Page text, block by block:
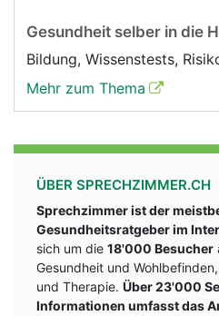
Gesundheit selber in die
Bildung, Wissenstests,
Mehr zum Thema
ÜBER SPRECHZIMMER.CH
Sprechzimmer ist der
Gesundheitsratgeber im
sich um die 18'000 Besucher
Gesundheit und
und Therapie. Über 23'000
Informationen umfasst das